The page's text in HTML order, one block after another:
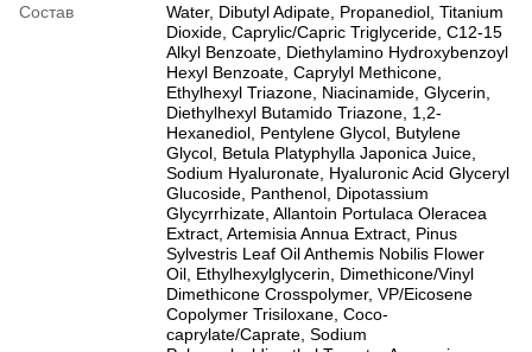
Состав
Water, Dibutyl Adipate, Propanediol, Titanium
Dioxide, Caprylic/Capric Triglyceride, C12-15
Alkyl Benzoate, Diethylamino Hydroxybenzoyl
Hexyl Benzoate, Caprylyl Methicone,
Ethylhexyl Triazone, Niacinamide, Glycerin,
Diethylhexyl Butamido Triazone, 1,2-
Hexanediol, Pentylene Glycol, Butylene
Glycol, Betula Platyphylla Japonica Juice,
Sodium Hyaluronate, Hyaluronic Acid Glyceryl
Glucoside, Panthenol, Dipotassium
Glycyrrhizate, Allantoin Portulaca Oleracea
Extract, Artemisia Annua Extract, Pinus
Sylvestris Leaf Oil Anthemis Nobilis Flower
Oil, Ethylhexylglycerin, Dimethicone/Vinyl
Dimethicone Crosspolymer, VP/Eicosene
Copolymer Trisiloxane, Coco-
caprylate/Caprate, Sodium